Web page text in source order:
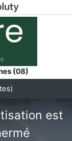
(08)
est